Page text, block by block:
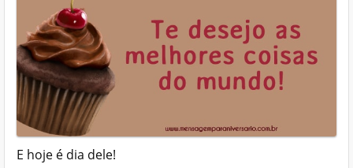
E hoje é dia dele!